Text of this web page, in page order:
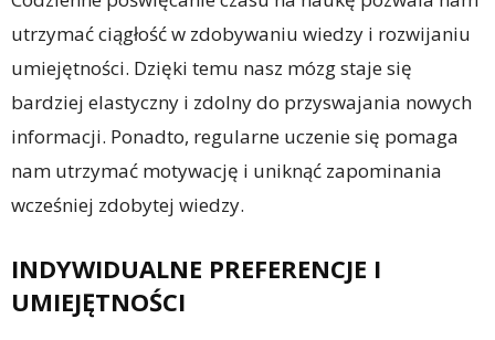
utrzymać ciągłość w zdobywaniu wiedzy i rozwijaniu
umiejętności. Dzięki temu nasz mózg staje się
bardziej elastyczny i zdolny do przyswajania nowych
informacji. Ponadto, regularne uczenie się pomaga
nam utrzymać motywację i uniknąć zapominania
wcześniej zdobytej wiedzy.
INDYWIDUALNE PREFERENCJE I
UMIEJĘTNOŚCI